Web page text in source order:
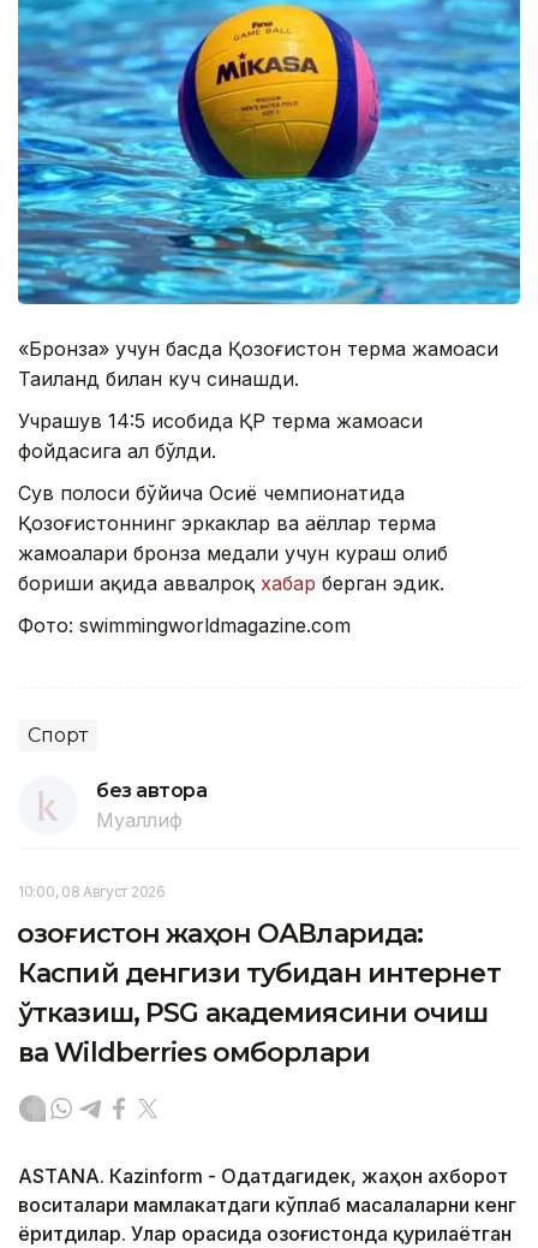
«Бронза» учун баҳсда Қозоғистон терма жамоаси
Таиланд билан куч синашди.
Учрашув 14:5 ҳисобида ҚР терма жамоаси
фойдасига ҳал бўлди.
Сув полоси бўйича Осиё чемпионатида
Қозоғистоннинг эркаклар ва аёллар терма
жамоалари бронза медали учун кураш олиб
бориши ҳақида аввалроқ хабар берган эдик.
Фото: swimmingworldmagazine.cоm
Спорт
без автора
Муаллиф
10:00, 08 Август 2026
Қозоғистон жаҳон ОАВларида:
Каспий денгизи тубидан интернет
ўтказиш, PSG академиясини очиш
ва Wildberries омборлари
ASTANА. Кazinform - Одатдагидек, жаҳон ахборот
воситалари мамлакатдаги кўплаб масалаларни кенг
ёритдилар. Улар орасида Қозоғистонда қурилаётган